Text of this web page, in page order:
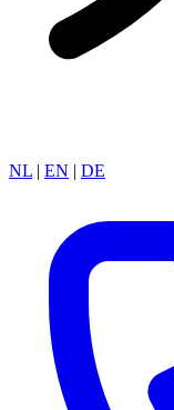
NL | EN | DE